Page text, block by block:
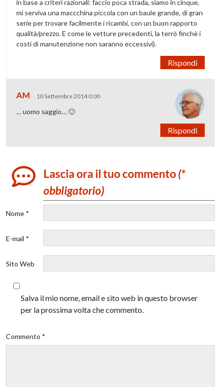
in base a criteri razionali: faccio poca strada, siamo in cinque,
mi serviva una maccchina piccola con un baule grande, di gran
serie per trovare facilmente i ricambi, con un buon rapporto
qualità/prezzo. E come le vetture precedenti, la terrò finchè i
costi di manutenzione non saranno eccessivi).
Rispondi
AM 10 Settembre 2014 0:00
… uomo saggio… 🙂
Rispondi
Lascia ora il tuo commento(*
obbligatorio)
Nome *
E-mail *
Sito Web
Salva il mio nome, email e sito web in questo browser
per la prossima volta che commento.
Commento *